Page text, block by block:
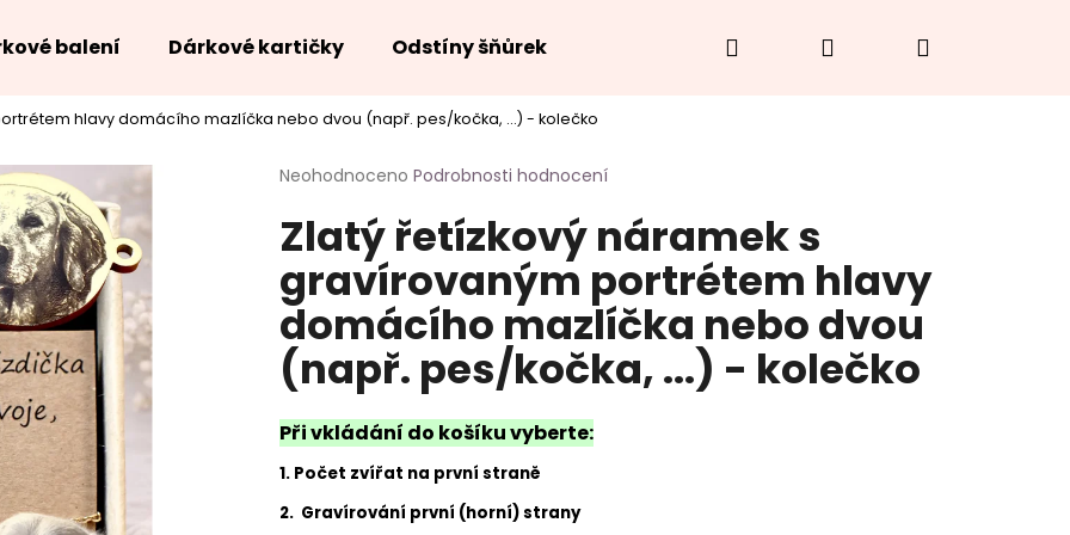
balení Dárkové kartičky Odstíny šňůrek Hodnocení obchodu O náramcích
Hledat PřihlášeníNákupní
hlavy domácího mazlíčka nebo dvou (např. pes/kočka, ...) - kolečko
Průměrné
produktu
je
z
5
hvězdiček.
Neohodnoceno Podrobnosti hodnocení
Zlatý řetízkový náramek s
gravírovaným portrétem hlavy
domácího mazlíčka nebo dvou
(např. pes/kočka, ...) - kolečko
Při vkládání do košíku vyberte:
1. Počet zvířat na první straně
2. Gravírování první (horní) strany
Co potřebujete najít?
HLEDAT